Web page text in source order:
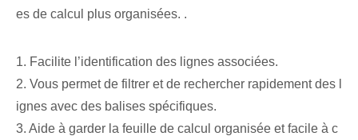
es de calcul plus organisées. .
1. Facilite l’identification des lignes associées.
2. Vous permet de filtrer et de rechercher rapidement des l
ignes avec des balises spécifiques.
3. Aide à garder⁢ la feuille de calcul organisée et facile à c